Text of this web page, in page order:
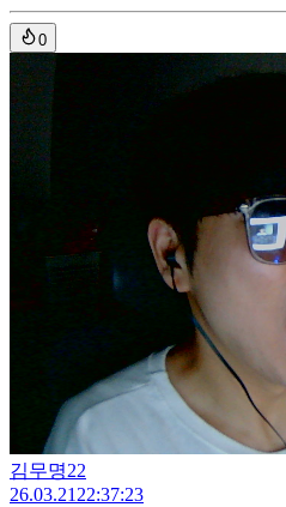
0
김무명22
26.03.21 22:37:23